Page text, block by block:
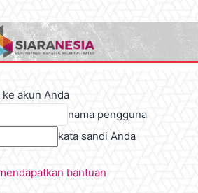
akun Anda
nama pengguna
kata sandi Anda
bantuan